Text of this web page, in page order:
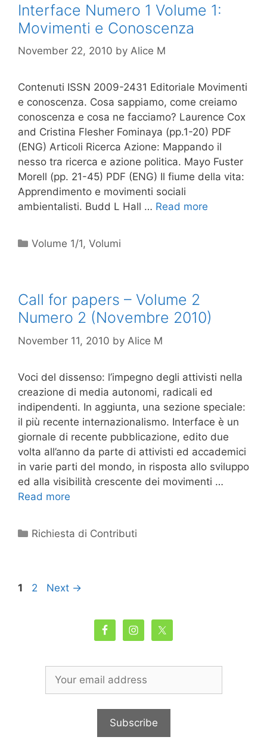
Interface Numero 1 Volume 1:
Movimenti e Conoscenza
November 22, 2010 by Alice M
Contenuti ISSN 2009-2431 Editoriale Movimenti
e conoscenza. Cosa sappiamo, come creiamo
conoscenza e cosa ne facciamo? Laurence Cox
and Cristina Flesher Fominaya (pp.1-20) PDF
(ENG) Articoli Ricerca Azione: Mappando il
nesso tra ricerca e azione politica. Mayo Fuster
Morell (pp. 21-45) PDF (ENG) Il fiume della vita:
Apprendimento e movimenti sociali
ambientalisti. Budd L Hall … Read more
Categories
Volume 1/1,Volumi
Call for papers – Volume 2
Numero 2 (Novembre 2010)
November 11, 2010 by Alice M
Voci del dissenso: l’impegno degli attivisti nella
creazione di media autonomi, radicali ed
indipendenti. In aggiunta, una sezione speciale:
il più recente internazionalismo. Interface è un
giornale di recente pubblicazione, edito due
volta all’anno da parte di attivisti ed accademici
in varie parti del mondo, in risposta allo sviluppo
ed alla visibilità crescente dei movimenti …
Read more
Categories
Richiesta di Contributi
Page
1 Page
2 Next →